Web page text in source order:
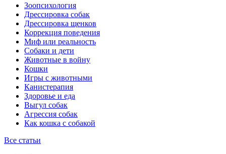
Зоопсихология
Дрессировка собак
Дрессировка щенков
Коррекция поведения
Миф или реальность
Собаки и дети
Животные в войну
Кошки
Игры с животными
Канистерапия
Здоровье и еда
Выгул собак
Агрессия собак
Как кошка с собакой
Все статьи